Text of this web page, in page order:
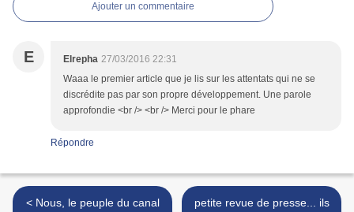
Ajouter un commentaire
E Elrepha 27/03/2016 22:31
Waaa le premier article que je lis sur les attentats qui ne se
discrédite pas par son propre développement. Une parole
approfondie <br /> <br /> Merci pour le phare
Répondre
< Nous, le peuple du canal
petite revue de presse... ils